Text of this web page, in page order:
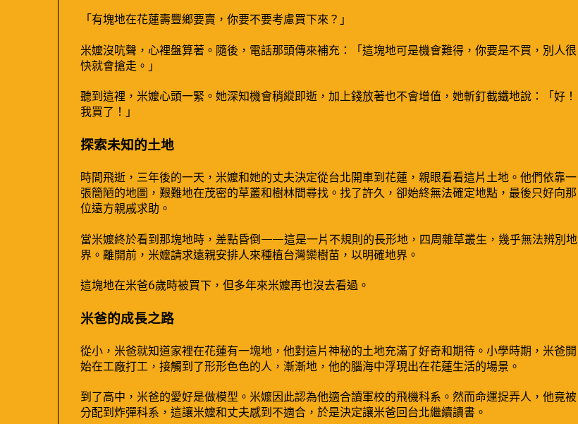
「有塊地在花蓮壽豐鄉要賣，你要不要考慮買下來？」
米嬤沒吭聲，心裡盤算著。隨後，電話那頭傳來補充：「這塊地可是機會難得，你要是不買，別人很
快就會搶走。」
聽到這裡，米嬤心頭一緊。她深知機會稍縱即逝，加上錢放著也不會增值，她斬釘截鐵地說：「好！
我買了！」
探索未知的土地
時間飛逝，三年後的一天，米嬤和她的丈夫決定從台北開車到花蓮，親眼看看這片土地。他們依靠一
張簡陋的地圖，艱難地在茂密的草叢和樹林間尋找。找了許久，卻始終無法確定地點，最後只好向那
位遠方親戚求助。
當米嬤終於看到那塊地時，差點昏倒——這是一片不規則的長形地，四周雜草叢生，幾乎無法辨別地
界。離開前，米嬤請求遠親安排人來種植台灣欒樹苗，以明確地界。
這塊地在米爸6歲時被買下，但多年來米嬤再也沒去看過。
米爸的成長之路
從小，米爸就知道家裡在花蓮有一塊地，他對這片神秘的土地充滿了好奇和期待。小學時期，米爸開
始在工廠打工，接觸到了形形色色的人，漸漸地，他的腦海中浮現出在花蓮生活的場景。
到了高中，米爸的愛好是做模型。米嬤因此認為他適合讀軍校的飛機科系。然而命運捉弄人，他竟被
分配到炸彈科系，這讓米嬤和丈夫感到不適合，於是決定讓米爸回台北繼續讀書。